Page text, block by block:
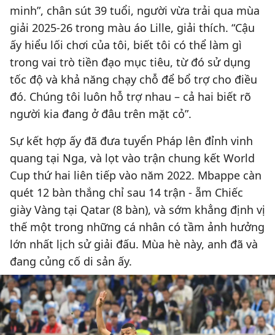
minh”, chân sút 39 tuổi, người vừa trải qua mùa
giải 2025-26 trong màu áo Lille, giải thích. “Cậu
ấy hiểu lối chơi của tôi, biết tôi có thể làm gì
trong vai trò tiền đạo mục tiêu, từ đó sử dụng
tốc độ và khả năng chạy chỗ để bổ trợ cho điều
đó. Chúng tôi luôn hỗ trợ nhau – cả hai biết rõ
người kia đang ở đâu trên mặt cỏ”.
Sự kết hợp ấy đã đưa tuyển Pháp lên đỉnh vinh
quang tại Nga, và lọt vào trận chung kết World
Cup thứ hai liên tiếp vào năm 2022. Mbappe càn
quét 12 bàn thắng chỉ sau 14 trận - ẵm Chiếc
giày Vàng tại Qatar (8 bàn), và sớm khẳng định vị
thế một trong những cá nhân có tầm ảnh hưởng
lớn nhất lịch sử giải đấu. Mùa hè này, anh đã và
đang củng cố di sản ấy.